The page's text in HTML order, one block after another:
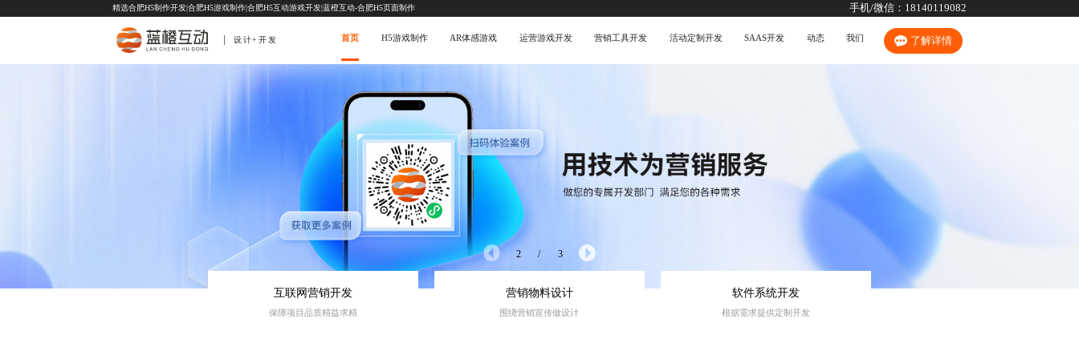
精选合肥H5制作开发|合肥H5游戏制作|合肥H5互动游戏开发|蓝橙互动-合肥H5页面制作 手机/微信： 18140119082
设计+开发 首页 H5游戏制作 AR体感游戏 运营游戏开发 营销工具开发 活动定制开发 SAAS开发 动态 我们 了解详情
3 / 3
互联网营销开发
保障项目品质精益求精
营销物料设计
围绕营销宣传做设计
软件系统开发
根据需求提供定制开发